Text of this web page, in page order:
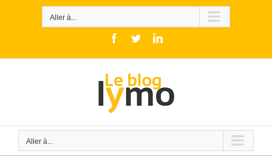
Aller à...
Facebook
TwitterLinkedIn
Aller à...